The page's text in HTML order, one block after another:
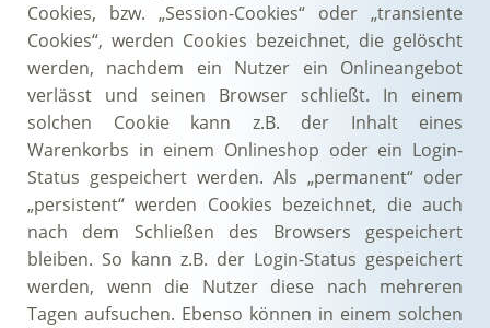
Cookies, bzw. „Session-Cookies“ oder „transiente
Cookies“, werden Cookies bezeichnet, die gelöscht
werden, nachdem ein Nutzer ein Onlineangebot
verlässt und seinen Browser schließt. In einem
solchen Cookie kann z.B. der Inhalt eines
Warenkorbs in einem Onlineshop oder ein Login-
Status gespeichert werden. Als „permanent“ oder
„persistent“ werden Cookies bezeichnet, die auch
nach dem Schließen des Browsers gespeichert
bleiben. So kann z.B. der Login-Status gespeichert
werden, wenn die Nutzer diese nach mehreren
Tagen aufsuchen. Ebenso können in einem solchen